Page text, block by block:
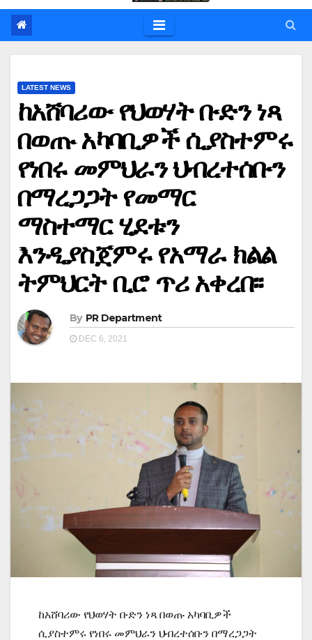
LATEST NEWS
ከአሸባሪው የህወሃት ቡድን ነጻ
በወጡ አካባቢዎች ሲያስተምሩ
የነበሩ መምህራን ህብረተሰቡን
በማረጋጋት የመማር
ማስተማር ሂደቱን
እንዲያስጀምሩ የአማራ ክልል
ትምህርት ቢሮ ጥሪ አቀረበ፡፡
By PR Department
DEC 6, 2021
ከአሸባሪው የህወሃት ቡድን ነጻ በወጡ አካባቢዎች
ሲያስተምሩ የነበሩ መምህራን ህብረተሰቡን በማረጋጋት